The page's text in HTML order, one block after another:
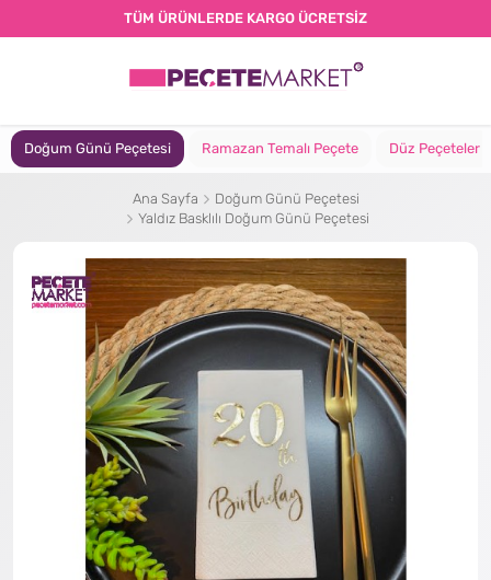
TÜM ÜRÜNLERDE KARGO ÜCRETSİZ
Doğum Günü Peçetesi Ramazan Temalı Peçete Düz Peçeteler
Ana Sayfa
Doğum Günü Peçetesi
Yaldız Basklılı Doğum Günü Peçetesi